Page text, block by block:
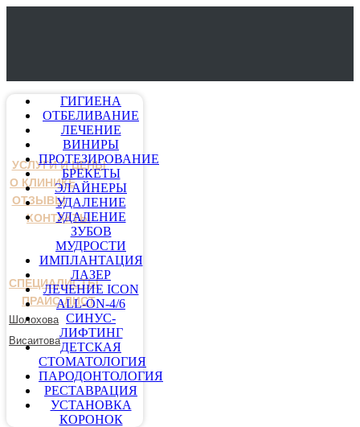
УСЛУГИ И ЦЕНЫ
О КЛИНИКЕ
ОТЗЫВЫ
КОНТАКТЫ
СПЕЦИАЛИСТЫ
ПРАЙС-ЛИСТ
Шолохова
Висаитова
ГИГИЕНА
ОТБЕЛИВАНИЕ
ЛЕЧЕНИЕ
ВИНИРЫ
ПРОТЕЗИРОВАНИЕ
БРЕКЕТЫ
ЭЛАЙНЕРЫ
УДАЛЕНИЕ
УДАЛЕНИЕ
ЗУБОВ
МУДРОСТИ
ИМПЛАНТАЦИЯ
ЛАЗЕР
ЛЕЧЕНИЕ ICON
ALL-ON-4/6
СИНУС-
ЛИФТИНГ
ДЕТСКАЯ
СТОМАТОЛОГИЯ
ПАРОДОНТОЛОГИЯ
РЕСТАВРАЦИЯ
УСТАНОВКА
КОРОНОК